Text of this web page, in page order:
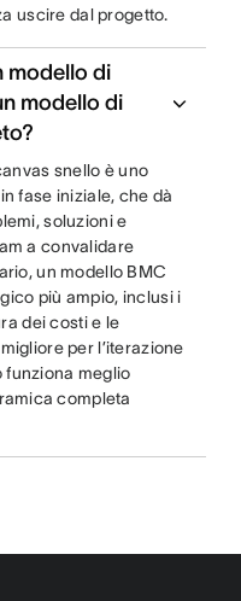
uscire dal progetto.
modello di
modello di
snello è uno
fase iniziale, che dà
soluzioni e
a convalidare
un modello BMC
più ampio, inclusi i
dei costi e le
per l’iterazione
funziona meglio
completa